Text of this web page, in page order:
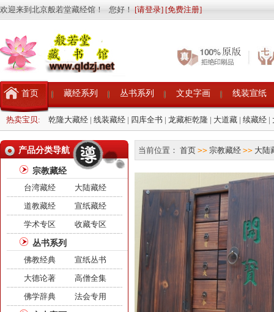
欢迎来到北京般若堂藏经馆！ 您好！ [请登录] [免费注册]
首页 藏经系列 丛书系列 文史字画 线装宣纸
热卖宝贝: 乾隆大藏经 | 线装藏经 | 四库全书 | 龙藏柜乾隆 | 大道藏 | 续藏经 |
产品分类导航
宗教藏经
台湾藏经
大陆藏经
道教藏经
宣纸藏经
学术专区
收藏专区
丛书系列
佛教经典
宣纸丛书
大德论著
高僧全集
佛学辞典
法会专用
当前位置： 首页 >> 宗教藏经 >> 大陆